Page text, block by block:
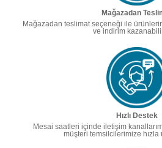
Mağazadan
Mağazadan teslimat seçeneği ile
ve indirim
Hızlı Destek
Mesai saatleri içinde iletişim
müşteri temsilcilerimize